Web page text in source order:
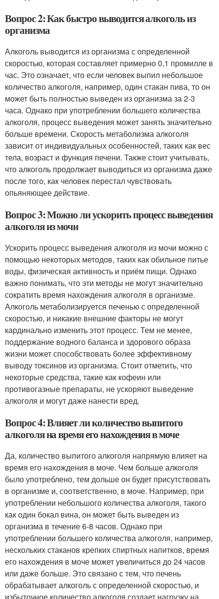
Вопрос 2: Как быстро выводится алкоголь из
организма
Алкоголь выводится из организма с определенной
скоростью, которая составляет примерно 0,1 промилле в
час. Это означает, что если человек выпил небольшое
количество алкоголя, например, один стакан пива, то он
может быть полностью выведен из организма за 2-3
часа. Однако при употреблении большего количества
алкоголя, процесс выведения может занять значительно
больше времени. Скорость метаболизма алкоголя
зависит от индивидуальных особенностей, таких как вес
тела, возраст и функция печени. Также стоит учитывать,
что алкоголь продолжает выводиться из организма даже
после того, как человек перестал чувствовать
опьяняющее действие.
Вопрос 3: Можно ли ускорить процесс выведения
алкоголя из мочи
Ускорить процесс выведения алкоголя из мочи можно с
помощью некоторых методов, таких как обильное питье
воды, физическая активность и приём пищи. Однако
важно понимать, что эти методы не могут значительно
сократить время нахождения алкоголя в организме.
Алкоголь метаболизируется печенью с определенной
скоростью, и никакие внешние факторы не могут
кардинально изменить этот процесс. Тем не менее,
поддержание водного баланса и здорового образа
жизни может способствовать более эффективному
выводу токсинов из организма. Стоит отметить, что
некоторые средства, такие как кофеин или
противогазные препараты, не ускоряют выведение
алкоголя и могут даже нанести вред.
Вопрос 4: Влияет ли количество выпитого
алкоголя на время его нахождения в моче
Да, количество выпитого алкоголя напрямую влияет на
время его нахождения в моче. Чем больше алкоголя
было употреблено, тем дольше он будет присутствовать
в организме и, соответственно, в моче. Например, при
употреблении небольшого количества алкоголя, такого
как один бокал вина, он может быть выведен из
организма в течение 6-8 часов. Однако при
употреблении большего количества алкоголя, например,
нескольких стаканов крепких спиртных напитков, время
его нахождения в моче может увеличиться до 24 часов
или даже больше. Это связано с тем, что печень
обрабатывает алкоголь с определенной скоростью, и